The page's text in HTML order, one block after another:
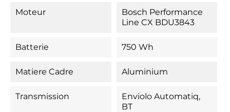
Moteur
Bosch Performance
Line CX BDU3843
Batterie 750 Wh
Matiere Cadre Aluminium
Transmission
Enviolo Automatiq,
BT